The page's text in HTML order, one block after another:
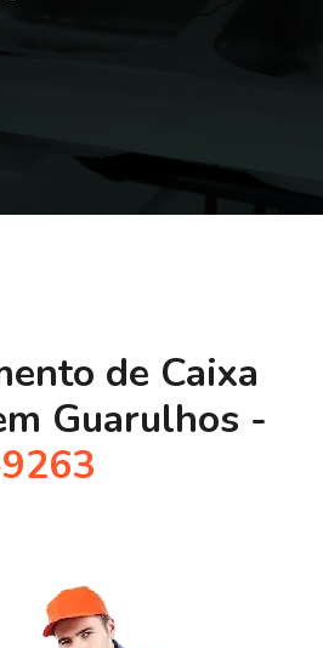
de Caixa
Guarulhos -